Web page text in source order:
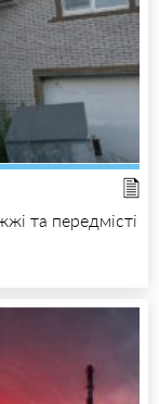
та передмісті